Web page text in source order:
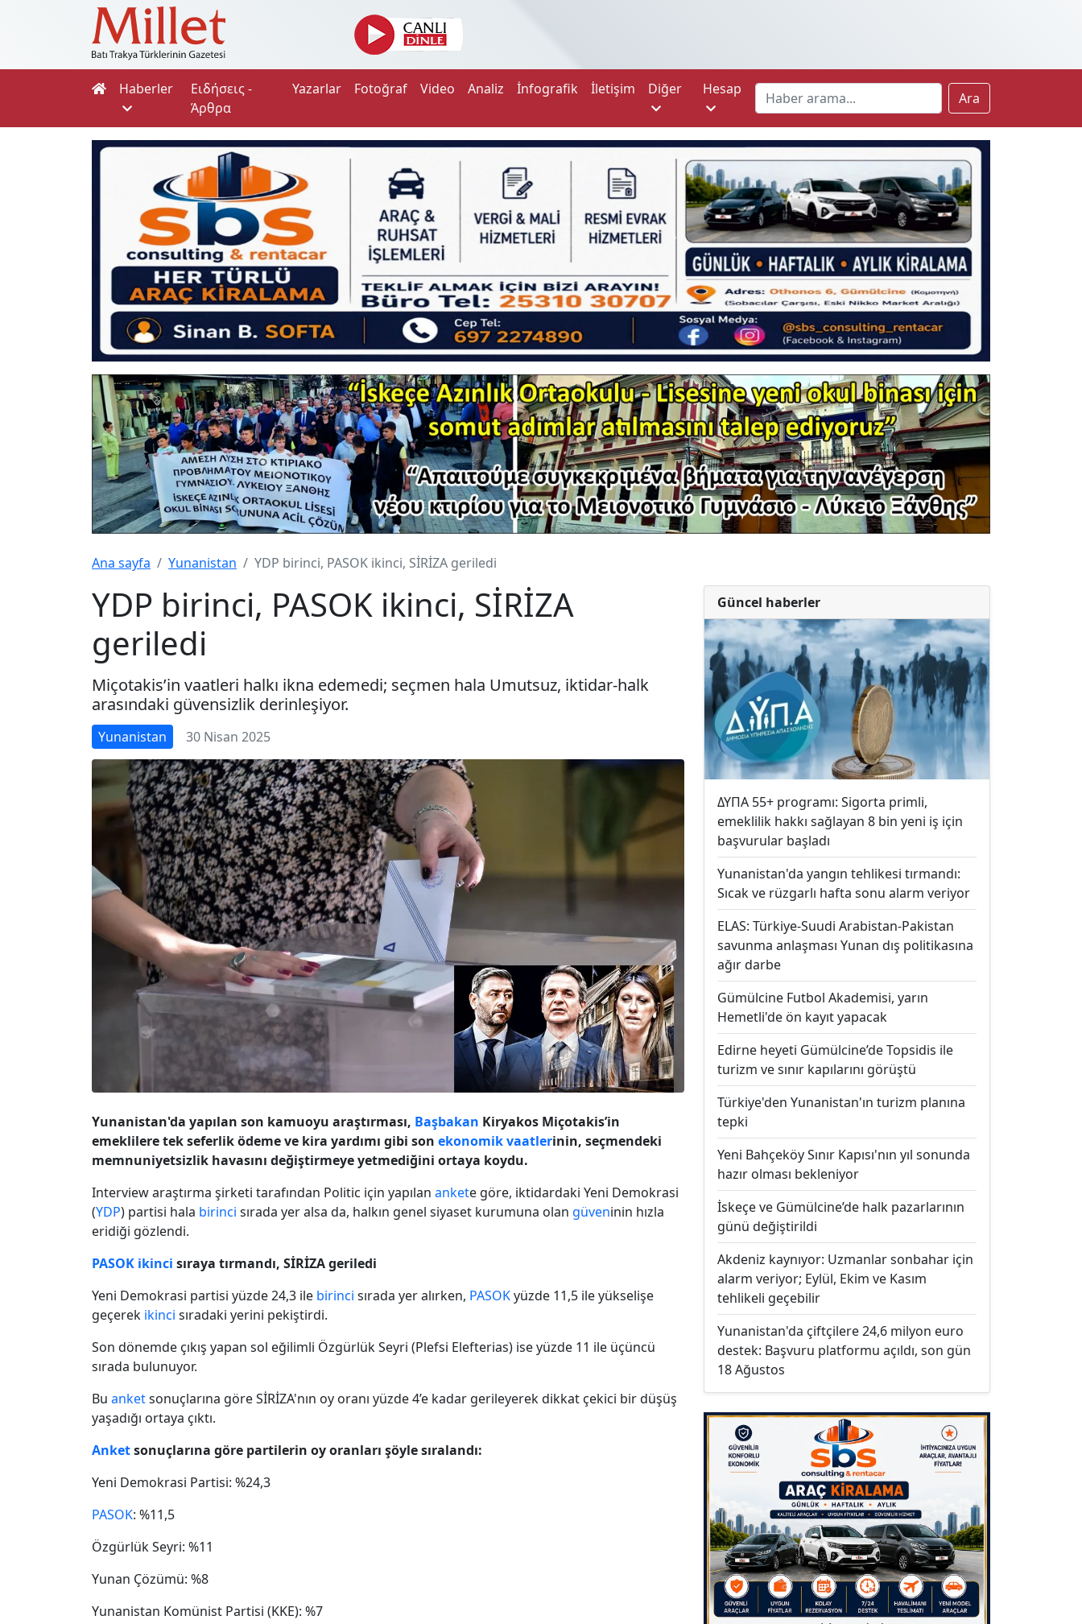
Haberler
Ειδήσεις -
Άρθρα
Yazarlar Fotoğraf Video Analiz İnfografik İletişim Diğer Hesap
Ara
Ana sayfa Yunanistan YDP birinci, PASOK ikinci, SİRİZA geriledi
YDP birinci, PASOK ikinci, SİRİZA
geriledi
Miçotakis’in vaatleri halkı ikna edemedi; seçmen hala Umutsuz, iktidar-halk
arasındaki güvensizlik derinleşiyor.
Yunanistan 30 Nisan 2025
Yunanistan'da yapılan son kamuoyu araştırması, Başbakan Kiryakos Miçotakis’in
emeklilere tek seferlik ödeme ve kira yardımı gibi son ekonomik vaatlerinin, seçmendeki
memnuniyetsizlik havasını değiştirmeye yetmediğini ortaya koydu.
Interview araştırma şirketi tarafından Politic için yapılan ankete göre, iktidardaki Yeni Demokrasi
(YDP) partisi hala birinci sırada yer alsa da, halkın genel siyaset kurumuna olan güveninin hızla
eridiği gözlendi.
PASOK ikinci sıraya tırmandı, SİRİZA geriledi
Yeni Demokrasi partisi yüzde 24,3 ile birinci sırada yer alırken, PASOKyüzde 11,5 ile yükselişe
geçerek ikinci sıradaki yerini pekiştirdi.
Son dönemde çıkış yapan sol eğilimli Özgürlük Seyri (Plefsi Elefterias) ise yüzde 11 ile üçüncü
sırada bulunuyor.
Bu anketsonuçlarına göre SİRİZA'nın oy oranı yüzde 4’e kadar gerileyerek dikkat çekici bir düşüş
yaşadığı ortaya çıktı.
Anketsonuçlarına göre partilerin oy oranları şöyle sıralandı:
Yeni Demokrasi Partisi: %24,3
PASOK: %11,5
Özgürlük Seyri: %11
Yunan Çözümü: %8
Yunanistan Komünist Partisi (KKE): %7
Güncel haberler
ΔΥΠΑ 55+ programı: Sigorta primli,
emeklilik hakkı sağlayan 8 bin yeni iş için
başvurular başladı
Yunanistan'da yangın tehlikesi tırmandı:
Sıcak ve rüzgarlı hafta sonu alarm veriyor
ELAS: Türkiye-Suudi Arabistan-Pakistan
savunma anlaşması Yunan dış politikasına
ağır darbe
Gümülcine Futbol Akademisi, yarın
Hemetli'de ön kayıt yapacak
Edirne heyeti Gümülcine’de Topsidis ile
turizm ve sınır kapılarını görüştü
Türkiye'den Yunanistan'ın turizm planına
tepki
Yeni Bahçeköy Sınır Kapısı'nın yıl sonunda
hazır olması bekleniyor
İskeçe ve Gümülcine’de halk pazarlarının
günü değiştirildi
Akdeniz kaynıyor: Uzmanlar sonbahar için
alarm veriyor; Eylül, Ekim ve Kasım
tehlikeli geçebilir
Yunanistan'da çiftçilere 24,6 milyon euro
destek: Başvuru platformu açıldı, son gün
18 Ağustos